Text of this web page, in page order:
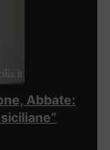
Abbate: